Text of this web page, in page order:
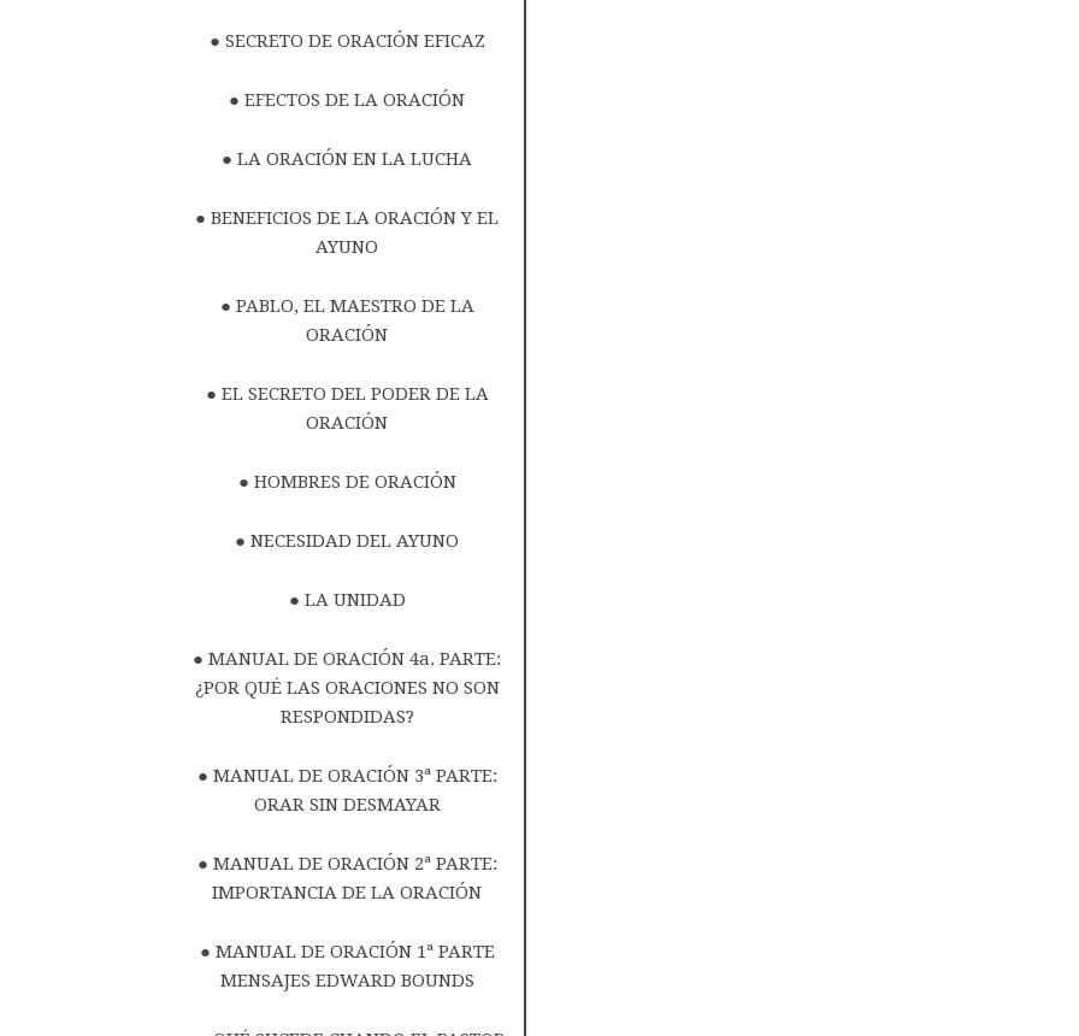
● SECRETO DE ORACIÓN EFICAZ
● EFECTOS DE LA ORACIÓN
● LA ORACIÓN EN LA LUCHA
● BENEFICIOS DE LA ORACIÓN Y EL
AYUNO
● PABLO, EL MAESTRO DE LA
ORACIÓN
● EL SECRETO DEL PODER DE LA
ORACIÓN
● HOMBRES DE ORACIÓN
● NECESIDAD DEL AYUNO
● LA UNIDAD
● MANUAL DE ORACIÓN 4a. PARTE:
¿POR QUÉ LAS ORACIONES NO SON
RESPONDIDAS?
● MANUAL DE ORACIÓN 3ª PARTE:
ORAR SIN DESMAYAR
● MANUAL DE ORACIÓN 2ª PARTE:
IMPORTANCIA DE LA ORACIÓN
● MANUAL DE ORACIÓN 1ª PARTE
MENSAJES EDWARD BOUNDS